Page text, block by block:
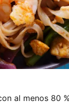
al menos 80